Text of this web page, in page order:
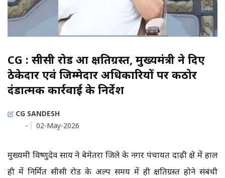
CG : सीसी रोड हुआ क्षतिग्रस्त, मुख्यमंत्री ने दिए
ठेकेदार एवं जिम्मेदार अधिकारियों पर कठोर
दंडात्मक कार्रवाई के निर्देश
CG SANDESH
-
02-May-2026
मुख्यमंत्री विष्णुदेव साय ने बेमेतरा जिले के नगर पंचायत दाढ़ी क्षेत्र में हाल
ही में निर्मित सीसी रोड के अल्प समय में ही क्षतिग्रस्त होने संबंधी